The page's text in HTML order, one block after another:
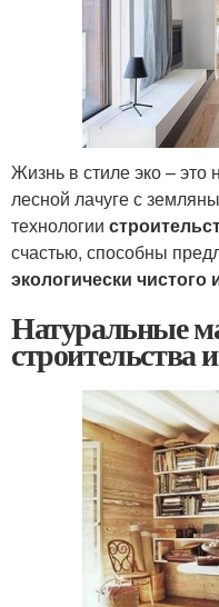
Жизнь в стиле эко – это
лесной лачуге с
технологии
счастью, способны
экологически чистого
Натуральные
строительства